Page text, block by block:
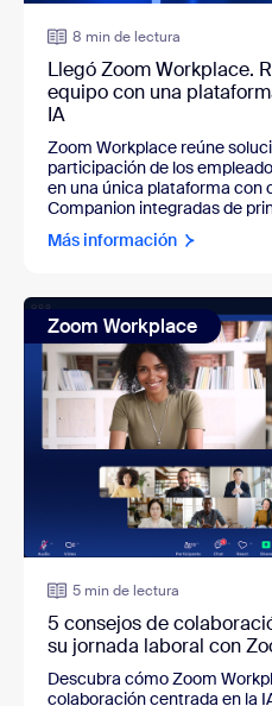
8 min de lectura
Llegó Zoom Workplace.
equipo con una
IA
Zoom Workplace reúne
participación de los
en una única plataforma con
Companion integradas de
Más información
Zoom Workplace
5 min de lectura
5 consejos de
su jornada laboral con
Descubra cómo Zoom
colaboración centrada en la